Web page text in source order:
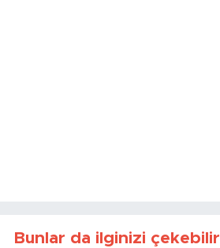
Bunlar da ilginizi çekebilir